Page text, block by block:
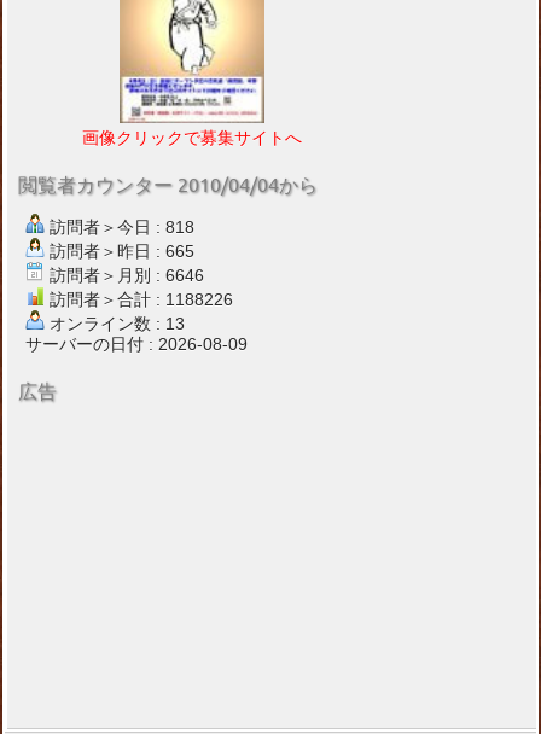
画像クリックで募集サイトへ
閲覧者カウンター 2010/04/04から
訪問者＞今日 : 818
訪問者＞昨日 : 665
訪問者＞月別 : 6646
訪問者＞合計 : 1188226
オンライン数 : 13
サーバーの日付 : 2026-08-09
広告